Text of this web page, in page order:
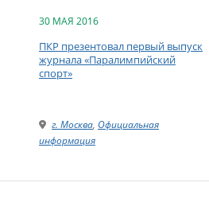
30 МАЯ 2016
ПКР презентовал первый выпуск
журнала «Паралимпийский
спорт»
г. Москва, Официальная
информация